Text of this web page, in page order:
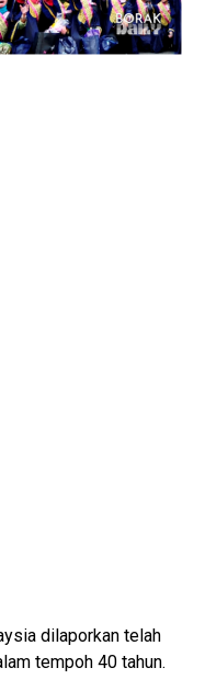
dilaporkan telah
tempoh 40 tahun.